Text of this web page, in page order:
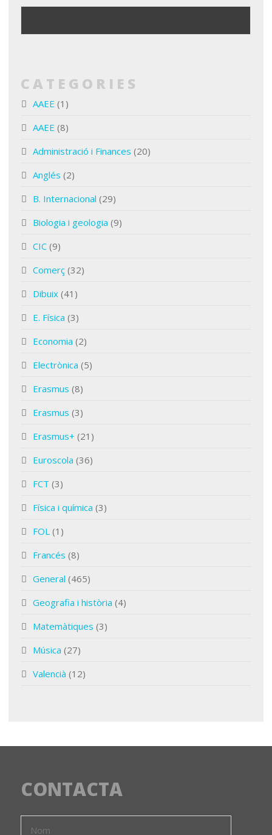
CATEGORIES
AAEE (1)
AAEE (8)
Administració i Finances (20)
Anglés (2)
B. Internacional (29)
Biologia i geologia (9)
CIC (9)
Comerç (32)
Dibuix (41)
E. Física (3)
Economia (2)
Electrònica (5)
Erasmus (8)
Erasmus (3)
Erasmus+ (21)
Euroscola (36)
FCT (3)
Física i química (3)
FOL (1)
Francés (8)
General (465)
Geografia i història (4)
Matemàtiques (3)
Música (27)
Valencià (12)
CONTACTA